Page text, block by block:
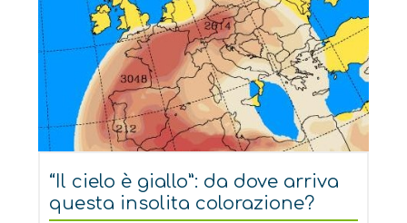
“Il cielo è giallo”: da dove arriva
questa insolita colorazione?